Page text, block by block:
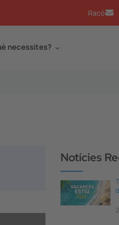
Racó
necessites?
Notícies